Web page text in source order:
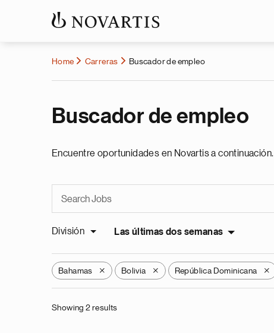
Home Carreras Buscador de empleo
Buscador de empleo
Encuentre oportunidades en Novartis a continuación.
División Las últimas dos semanas
Bahamas X Bolivia X República Dominicana X
Showing 2 results